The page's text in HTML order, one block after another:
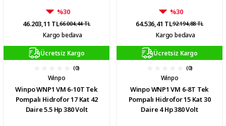
%30
46.203,11 TL66.004,44 TL
Kargo bedava
%30
64.536,41 TL92.194,88 TL
Kargo bedava
Ücretsiz Kargo
(0)
Winpo
Winpo WNP1 VM 6-10T Tek
Pompalı Hidrofor 17 Kat 42
Daire 5.5 Hp 380 Volt
Ücretsiz Kargo
(0)
Winpo
Winpo WNP1 VM 6-8T Tek
Pompalı Hidrofor 15 Kat 30
Daire 4 Hp 380 Volt